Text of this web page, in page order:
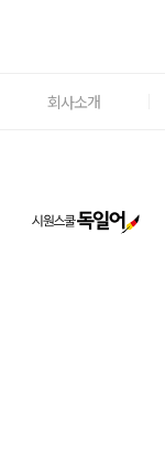
회사소개